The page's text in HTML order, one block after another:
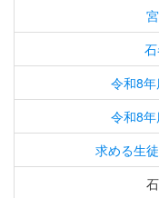
令和8
令和8
求める生